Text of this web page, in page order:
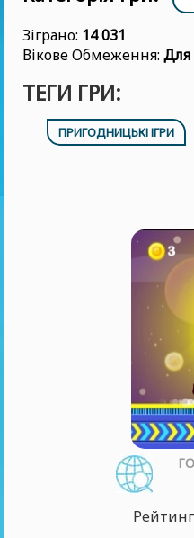
Зіграно: 14 031
Вікове Обмеження: Для
ТЕГИ ГРИ:
ПРИГОДНИЦЬКІ ІГРИ